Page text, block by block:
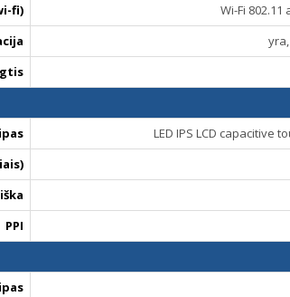
fi)
Wi-Fi 802.11
yra,
LED IPS LCD capacitive
PPI